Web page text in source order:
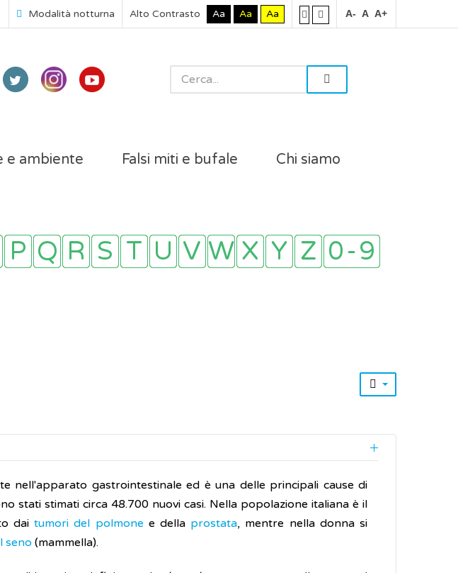
Modalità notturna Alto Contrasto Aa Aa Aa A- A A+
e ambiente Falsi miti e bufale Chi siamo
nell'apparato gastrointestinale ed è una delle principali cause di
stati stimati circa 48.700 nuovi casi. Nella popolazione italiana è il
daitumori del polmone e della prostata, mentre nella donna si
seno (mammella).